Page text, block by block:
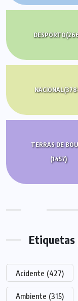
DESPORTO
NACIONAL
TERRAS DE
(1457)
Etiquetas
Acidente (427)
Ambiente (315)